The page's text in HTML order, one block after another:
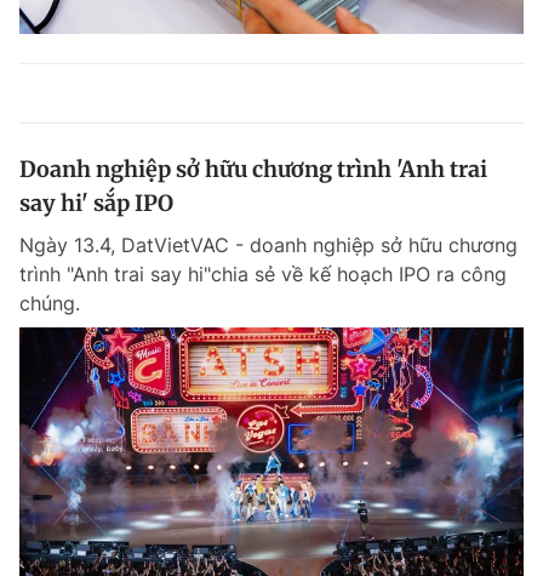
Doanh nghiệp sở hữu chương trình 'Anh trai
say hi' sắp IPO
Ngày 13.4, DatVietVAC - doanh nghiệp sở hữu chương
trình "Anh trai say hi"chia sẻ về kế hoạch IPO ra công
chúng.